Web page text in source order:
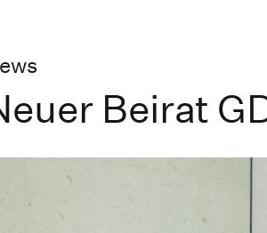
Beirat